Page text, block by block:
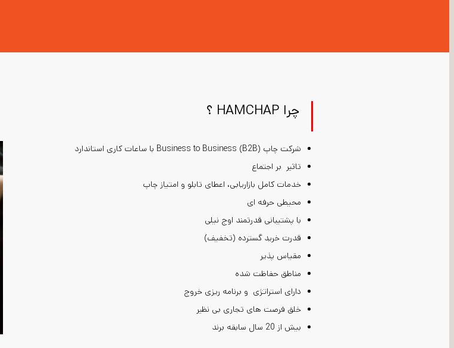
چرا HAMCHAP ؟
شرکت چاپ Business to Business (B2B) با ساعات کاری استاندارد
تاثیر بر اجتماع
خدمات کامل بازاریابی، اعطای تابلو و امتیاز چاپ
محیطی حرفه ای
با پشتیبانی قدرتمند اوج نیلی
قدرت خرید گسترده (تخفیف)
مقیاس پذیر
مناطق حفاظت شده
دارای استراتژی و برنامه ریزی خروج
خلق فرصت های تجاری بی نظیر
بیش از 20 سال سابقه برند